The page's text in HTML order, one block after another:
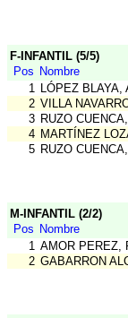
F-INFANTIL (5/5)
Pos Nombre
1 LÓPEZ BLAYA,
2 VILLA
3 RUZO
4 MARTÍNEZ
5 RUZO
M-INFANTIL (2/2)
Pos Nombre
1 AMOR PEREZ,
2 GABARRON